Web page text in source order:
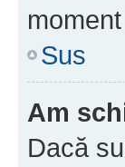
Sus
Am
Dacă